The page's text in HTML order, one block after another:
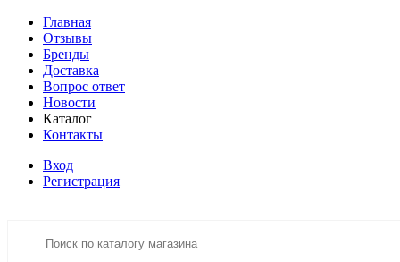
Главная
Отзывы
Бренды
Доставка
Вопрос ответ
Новости
Каталог
Контакты
Вход
Регистрация